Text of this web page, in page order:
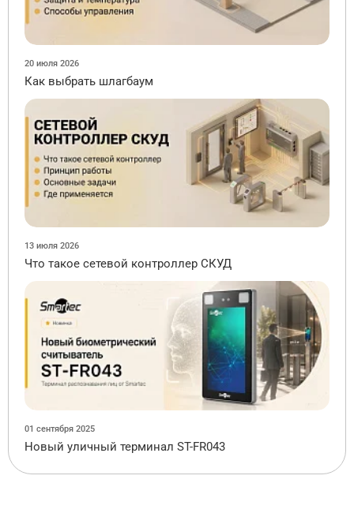
20 июля 2026
Как выбрать шлагбаум
13 июля 2026
Что такое сетевой контроллер СКУД
01 сентября 2025
Новый уличный терминал ST-FR043